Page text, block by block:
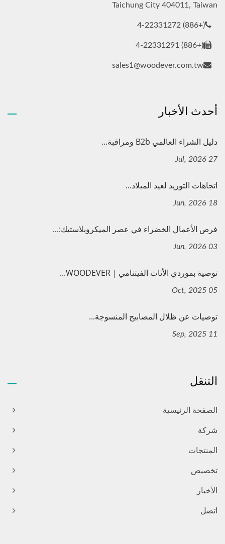
Taichung City 404011, Taiwan
(+886) 4-22331272
(+886) 4-22331291
sales1@woodever.com.tw
أحدث الأخبار
دليل الشراء العالمي B2b ومراقبة...
27 Jul, 2026
اتجاهات التوريد لعيد الميلاد...
18 Jun, 2026
فرص الأعمال الخضراء في عصر الميكروبلاستيك:...
03 Jun, 2026
توصية بموردي الأثاث الفيتنامي｜WOODEVER...
05 Oct, 2025
توصيات عن ظلال المصابيح المنسوجة...
11 Sep, 2025
التنقل
الصفحة الرئيسية
شركة
المنتجات
تخصيص
الأخبار
اتصل